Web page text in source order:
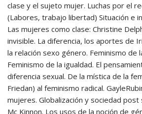
clase y el sujeto mujer. Luchas por el
(Labores, trabajo libertad) Situación e
Las mujeres como clase: Christine
invisible. La diferencia, los aportes de
la relación sexo género. Feminismo de
Feminismo de la igualdad. El
diferencia sexual. De la mística de la
Friedan) al feminismo radical.
mujeres. Globalización y sociedad post
Mc Kinnon. Los usos de la noción de